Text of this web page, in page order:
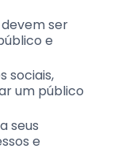
ser
e
sociais,
um público
seus
e